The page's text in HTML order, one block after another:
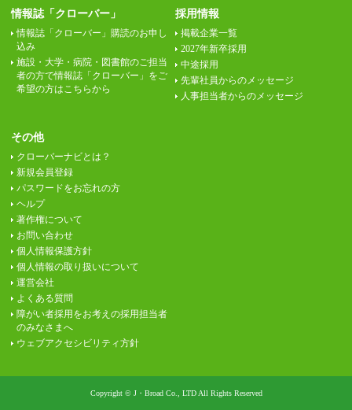
情報誌「クローバー」
情報誌「クローバー」購読のお申し
込み
施設・大学・病院・図書館のご担当
者の方で情報誌「クローバー」をご
希望の方はこちらから
採用情報
掲載企業一覧
2027年新卒採用
中途採用
先輩社員からのメッセージ
人事担当者からのメッセージ
その他
クローバーナビとは？
新規会員登録
パスワードをお忘れの方
ヘルプ
著作権について
お問い合わせ
個人情報保護方針
個人情報の取り扱いについて
運営会社
よくある質問
障がい者採用をお考えの採用担当者
のみなさまへ
ウェブアクセシビリティ方針
Copyright © J・Broad Co., LTD All Rights Reserved